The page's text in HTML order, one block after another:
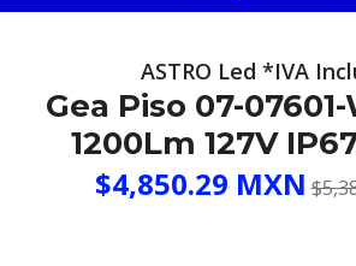
ASTRO Led *IVA
Gea Piso 07-
1200Lm 127V
$4,850.29 MXN